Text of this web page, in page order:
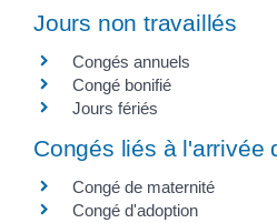
Jours non travaillés
Congés annuels
Congé bonifié
Jours fériés
Congés liés à l'arrivée
Congé de maternité
Congé d'adoption